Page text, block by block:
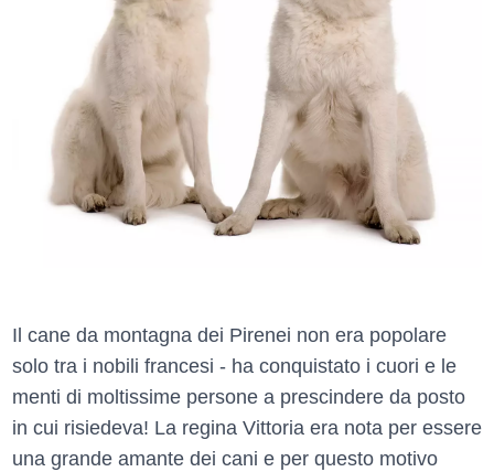
Il cane da montagna dei Pirenei non era popolare
solo tra i nobili francesi - ha conquistato i cuori e le
menti di moltissime persone a prescindere da posto
in cui risiedeva! La regina Vittoria era nota per essere
una grande amante dei cani e per questo motivo